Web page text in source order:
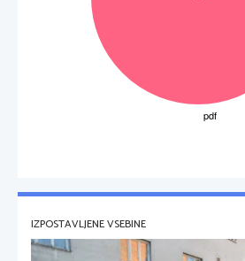
IZPOSTAVLJENE VSEBINE